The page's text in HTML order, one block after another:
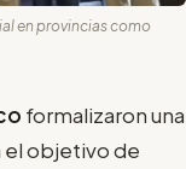
en provincias como
formalizaron una
el objetivo de